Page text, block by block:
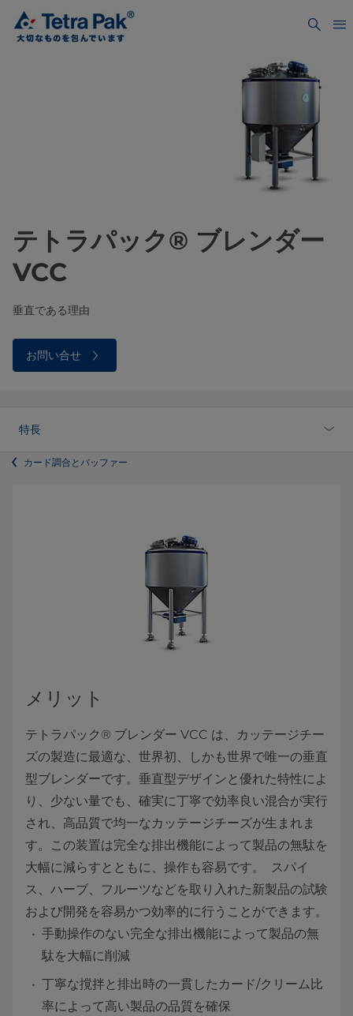
テトラパック® ブレンダー
VCC
垂直である理由
お問い合せ
特長
カード調合とバッファー
メリット
テトラパック® ブレンダー VCC は、カッテージチー
ズの製造に最適な、世界初、しかも世界で唯一の垂直
型ブレンダーです。垂直型デザインと優れた特性によ
り、少ない量でも、確実に丁寧で効率良い混合が実行
され、高品質で均一なカッテージチーズが生まれま
す。この装置は完全な排出機能によって製品の無駄を
大幅に減らすとともに、操作も容易です。 スパイ
ス、ハーブ、フルーツなどを取り入れた新製品の試験
および開発を容易かつ効率的に行うことができます。
手動操作のない完全な排出機能によって製品の無
駄を大幅に削減
丁寧な撹拌と排出時の一貫したカード/クリーム比
率によって高い製品の品質を確保